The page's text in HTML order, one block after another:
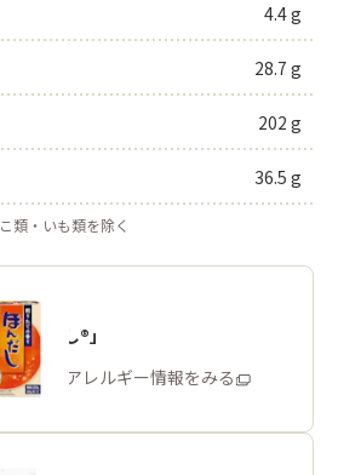
4.4 g
28.7 g
202 g
36.5 g
類・いも類を除く
ほんだし®」
商品・アレルギー情報をみる